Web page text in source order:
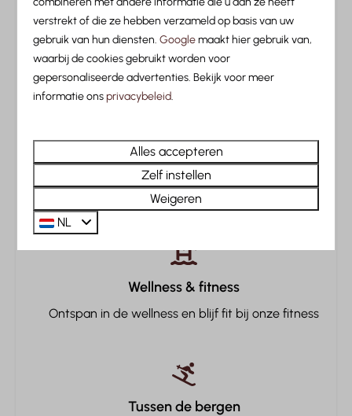
Veiligheid
Rookmelder
Kluis
Entertainment
Flatscreen TV
Streamingsdiensten
Alpenlocatie
Aan een beek, midden in de Tiroler Alpen
Luxe accommodaties
Comfortabele cabins en ruime kamers
Wellness & fitness
Ontspan in de wellness en blijf fit bij onze fitness
Tussen de bergen
verstrekt of die ze hebben verzameld op basis van uw
gebruik van hun diensten.Googlemaakt hier gebruik van,
waarbij de cookies gebruikt worden voor
gepersonaliseerde advertenties. Bekijk voor meer
informatie onsprivacybeleid.
Alles accepteren
Zelf instellen
Weigeren
NL